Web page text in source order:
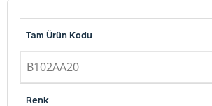
Tam Ürün Kodu
B102AA20
Renk